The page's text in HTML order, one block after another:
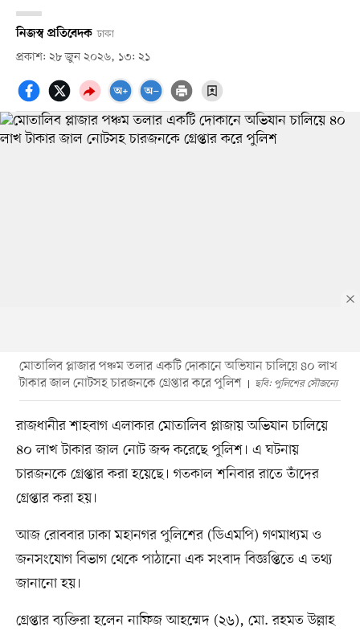
নিজস্ব প্রতিবেদক ঢাকা
প্রকাশ: ২৮ জুন ২০২৬, ১৩: ২১
মোতালিব প্লাজার পঞ্চম তলার একটি দোকানে অভিযান চালিয়ে ৪০ লাখ
টাকার জাল নোটসহ চারজনকে গ্রেপ্তার করে পুলিশ
ছবি: পুলিশের সৌজন্যে
রাজধানীর শাহবাগ এলাকার মোতালিব প্লাজায় অভিযান চালিয়ে
৪০ লাখ টাকার জাল নোট জব্দ করেছে পুলিশ। এ ঘটনায়
চারজনকে গ্রেপ্তার করা হয়েছে। গতকাল শনিবার রাতে তাঁদের
গ্রেপ্তার করা হয়।
আজ রোববার ঢাকা মহানগর পুলিশের (ডিএমপি) গণমাধ্যম ও
জনসংযোগ বিভাগ থেকে পাঠানো এক সংবাদ বিজ্ঞপ্তিতে এ তথ্য
জানানো হয়।
গ্রেপ্তার ব্যক্তিরা হলেন নাফিজ আহম্মেদ (২৬), মো. রহমত উল্লাহ